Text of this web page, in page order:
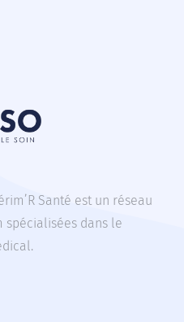
Santé est un réseau
spécialisées dans le